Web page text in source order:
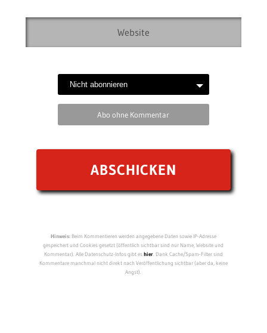
Abo ohne Kommentar
Hinweis:Beim Kommentieren werden angegebene Daten sowie IP-Adresse
gespeichert und Cookies gesetzt (öffentlich sichtbar sind nur Name, Website und
Kommentar). Alle Datenschutz-Infos gibt eshier. Dank Cache/Spam-Filter sind
Kommentare manchmal nicht direkt nach Veröffentlichung sichtbar (aber da, keine
Angst).